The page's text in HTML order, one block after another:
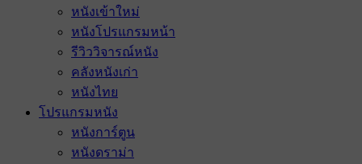
หนังเข้าใหม่
หนังโปรแกรมหน้า
รีวิววิจารณ์หนัง
คลังหนังเก่า
หนังไทย
โปรแกรมหนัง
หนังการ์ตูน
หนังดราม่า